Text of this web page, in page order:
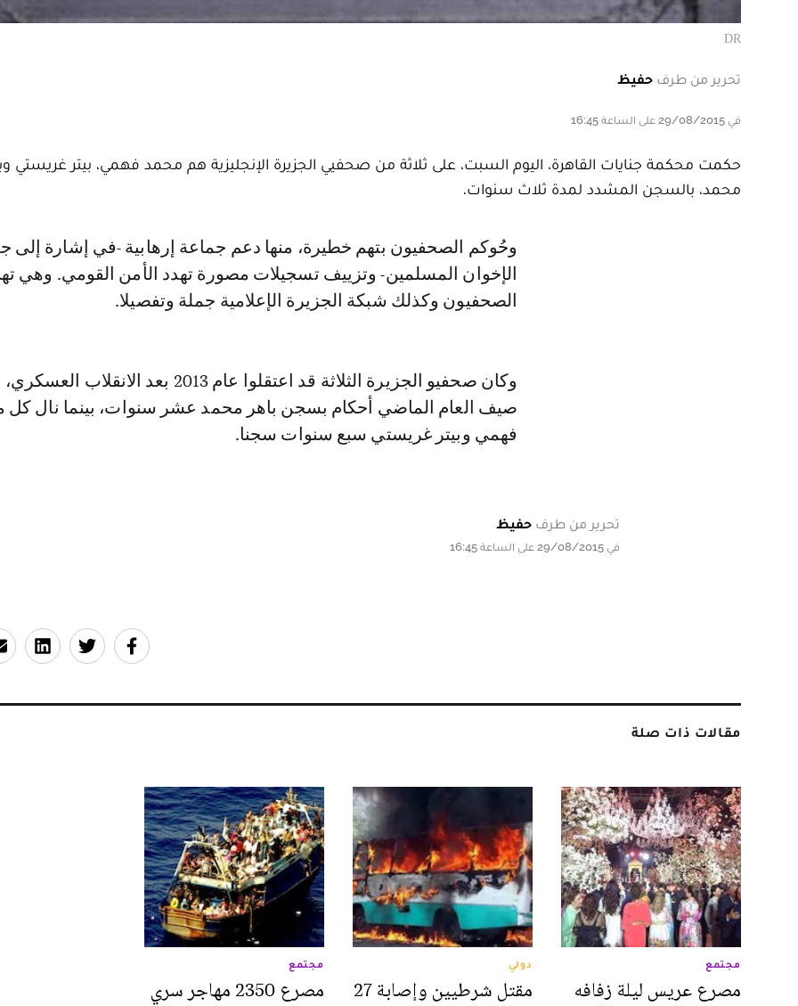
DR
تحرير من طرف حفيظ
في 29/08/2015 على الساعة 16:45
حكمت محكمة جنايات القاهرة، اليوم السبت، على ثلاثة من صحفيي الجزيرة الإنجليزية هم محمد فهمي، بيتر غريستي
محمد، بالسجن المشدد لمدة ثلاث سنوات.
وحُوكم الصحفيون بتهم خطيرة، منها دعم جماعة إرهابية -في إشارة إلى جماعة
الإخوان المسلمين- وتزييف تسجيلات مصورة تهدد الأمن القومي. وهي
الصحفيون وكذلك شبكة الجزيرة الإعلامية جملة وتفصيلا.
وكان صحفيو الجزيرة الثلاثة قد اعتقلوا عام 2013 بعد
صيف العام الماضي أحكام بسجن باهر محمد عشر سنوات، بينما نال
فهمي وبيتر غريستي سبع سنوات سجنا.
تحرير من طرف حفيظ
في 29/08/2015 على الساعة 16:45
مقالات ذات صلة
مجتمع
مصرع عريس ليلة زفافه
دولي
مقتل شرطيين وإصابة 27
مجتمع
مصرع 2350 مهاجر سري